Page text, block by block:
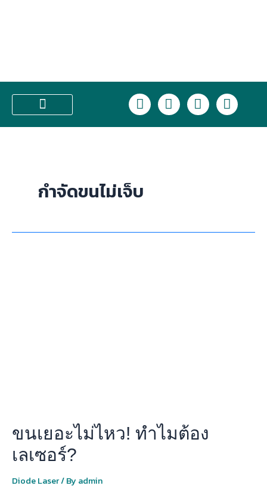
L
i
n
F
a
c
I
n
s
T
i
k
กำจัดขนไม่เจ็บ
ขนเยอะไม่ไหว! ทำไมต้อง
เลเซอร์?
Diode Laser/ By admin